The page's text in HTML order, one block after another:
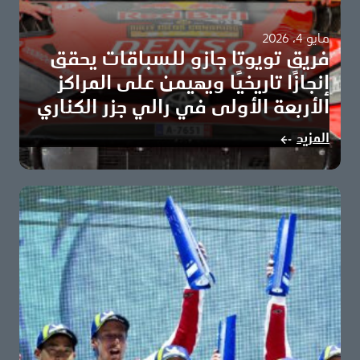
مايو 4، 2026
فريق تويوتا جازو للسباقات يحقق
إنجازًا تاريخيًا ويهيمن على المراكز
الأربعة الأولى في رالي جزر الكناري
سيباستيان أوجييه وفنسان لانديه يقودان اكتساح الفريق للمراكز
الأولى تويوتا تعزز صدارتها لبطولة الصانعين برصيد…
المزيد